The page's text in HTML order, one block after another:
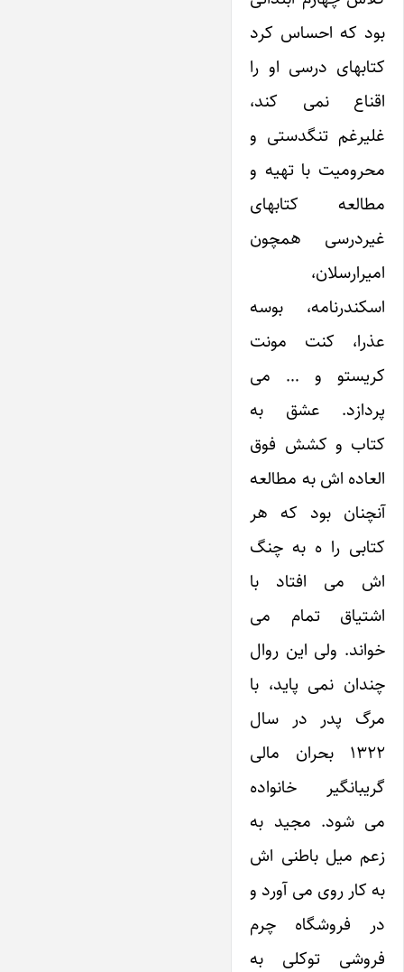
بود که احساس کرد
کتابهای درسی او را
اقناع نمی کند،
غلیرغم تنگدستی و
محرومیت با تهیه و
مطالعه کتابهای
غیردرسی همچون
امیرارسلان،
اسکندرنامه، بوسه
عذرا، کنت مونت
کریستو و … می
پردازد. عشق به
کتاب و کشش فوق
العاده اش به مطالعه
آنچنان بود که هر
کتابی را ه به چنگ
اش می افتاد با
اشتیاق تمام می
خواند. ولی این روال
چندان نمی پاید، با
مرگ پدر در سال
۱۳۲۲ بحران مالی
گریبانگیر خانواده
می شود. مجید به
زعم میل باطنی اش
به کار روی می آورد و
در فروشگاه چرم
فروشی توکلی به